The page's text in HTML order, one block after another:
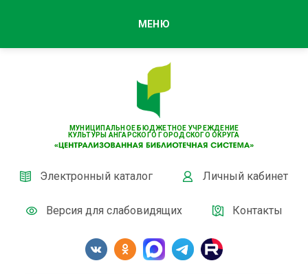
МУНИЦИПАЛЬНОЕ БЮДЖЕТНОЕ УЧРЕЖДЕНИЕ
КУЛЬТУРЫ АНГАРСКОГО ГОРОДСКОГО ОКРУГА
Электронный каталог Личный кабинет
Версия для слабовидящих Контакты
МЕНЮ